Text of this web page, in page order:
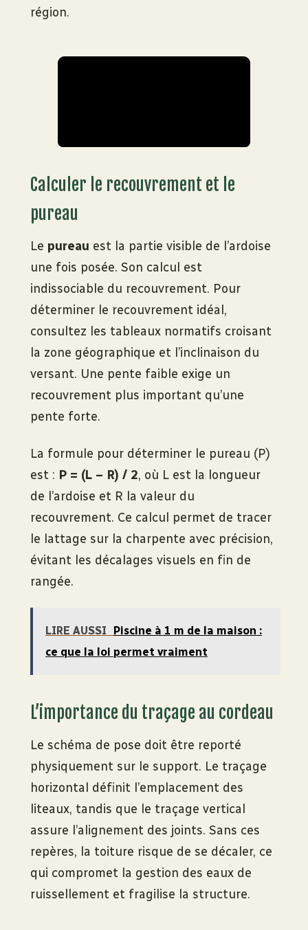
région.
Calculer le recouvrement et le
pureau
Le pureau est la partie visible de l’ardoise
une fois posée. Son calcul est
indissociable du recouvrement. Pour
déterminer le recouvrement idéal,
consultez les tableaux normatifs croisant
la zone géographique et l’inclinaison du
versant. Une pente faible exige un
recouvrement plus important qu’une
pente forte.
La formule pour déterminer le pureau (P)
est : P = (L – R) / 2, où L est la longueur
de l’ardoise et R la valeur du
recouvrement. Ce calcul permet de tracer
le lattage sur la charpente avec précision,
évitant les décalages visuels en fin de
rangée.
LIRE AUSSI
Piscine à 1 m de la maison :
ce que la loi permet vraiment
L’importance du traçage au cordeau
Le schéma de pose doit être reporté
physiquement sur le support. Le traçage
horizontal définit l’emplacement des
liteaux, tandis que le traçage vertical
assure l’alignement des joints. Sans ces
repères, la toiture risque de se décaler, ce
qui compromet la gestion des eaux de
ruissellement et fragilise la structure.